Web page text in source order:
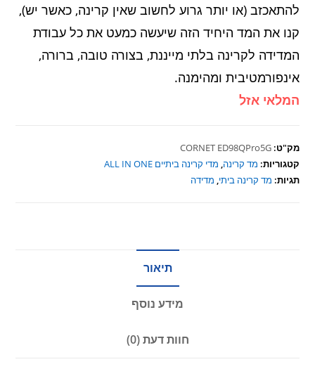
להתאכזב (או יותר גרוע לחשוב שאין קרינה, כאשר יש),
קנו את המד היחיד הזה שיעשה כמעט את כל עבודת
המדידה לקרינה בלתי מייננת, בצורה טובה, ברורה,
אינפורמטיבית ומהימנה.
המלאי אזל
מק"ט:CORNET ED98QPro5G
קטגוריות: מד קרינה, מדי קרינה ביתיים ALL IN ONE
תגיות: מד קרינה ביתי, מדידה
תיאור
מידע נוסף
חוות דעת (0)